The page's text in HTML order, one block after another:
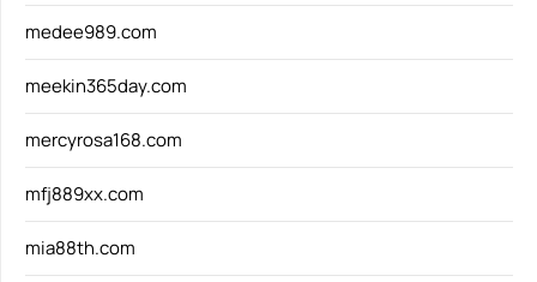
medee989.com
meekin365day.com
mercyrosa168.com
mfj889xx.com
mia88th.com